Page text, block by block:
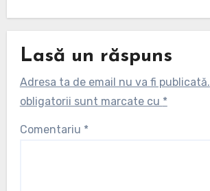
Lasă un răspuns
Adresa ta de email nu va fi publicată.
obligatorii sunt marcate cu *
Comentariu *